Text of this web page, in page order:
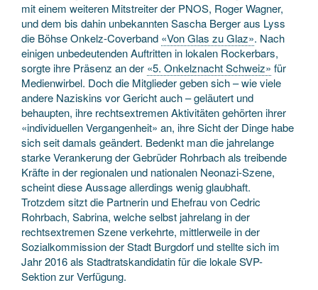
mit einem weiteren Mitstreiter der PNOS, Roger Wagner,
und dem bis dahin unbekannten Sascha Berger aus Lyss
die Böhse Onkelz-Coverband «Von Glas zu Glaz». Nach
einigen unbedeutenden Auftritten in lokalen Rockerbars,
sorgte ihre Präsenz an der «5. Onkelznacht Schweiz» für
Medienwirbel. Doch die Mitglieder geben sich – wie viele
andere Naziskins vor Gericht auch – geläutert und
behaupten, ihre rechtsextremen Aktivitäten gehörten ihrer
«individuellen Vergangenheit» an, ihre Sicht der Dinge habe
sich seit damals geändert. Bedenkt man die jahrelange
starke Verankerung der Gebrüder Rohrbach als treibende
Kräfte in der regionalen und nationalen Neonazi-Szene,
scheint diese Aussage allerdings wenig glaubhaft.
Trotzdem sitzt die Partnerin und Ehefrau von Cedric
Rohrbach, Sabrina, welche selbst jahrelang in der
rechtsextremen Szene verkehrte, mittlerweile in der
Sozialkommission der Stadt Burgdorf und stellte sich im
Jahr 2016 als Stadtratskandidatin für die lokale SVP-
Sektion zur Verfügung.